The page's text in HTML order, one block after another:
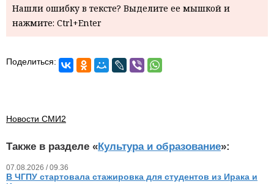
Нашли ошибку в тексте? Выделите ее мышкой и
нажмите: Ctrl+Enter
Поделиться:
Новости СМИ2
Также в разделе «Культура и образование»:
07.08.2026 / 09.36
В ЧГПУ стартовала стажировка для студентов из Ирака и